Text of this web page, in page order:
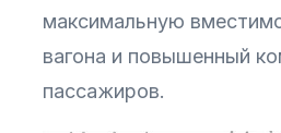
максимальную
вагона и повышенный
пассажиров.